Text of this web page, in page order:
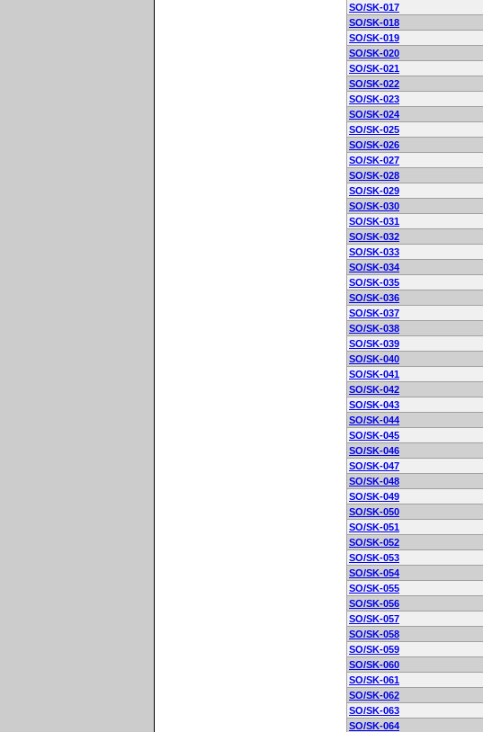
SO/SK-017
SO/SK-018
SO/SK-019
SO/SK-020
SO/SK-021
SO/SK-022
SO/SK-023
SO/SK-024
SO/SK-025
SO/SK-026
SO/SK-027
SO/SK-028
SO/SK-029
SO/SK-030
SO/SK-031
SO/SK-032
SO/SK-033
SO/SK-034
SO/SK-035
SO/SK-036
SO/SK-037
SO/SK-038
SO/SK-039
SO/SK-040
SO/SK-041
SO/SK-042
SO/SK-043
SO/SK-044
SO/SK-045
SO/SK-046
SO/SK-047
SO/SK-048
SO/SK-049
SO/SK-050
SO/SK-051
SO/SK-052
SO/SK-053
SO/SK-054
SO/SK-055
SO/SK-056
SO/SK-057
SO/SK-058
SO/SK-059
SO/SK-060
SO/SK-061
SO/SK-062
SO/SK-063
SO/SK-064